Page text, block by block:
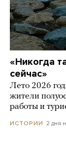
«Никогда
сейчас»
Лето 2026
жители
работы и
ИСТОРИИ 2 дня